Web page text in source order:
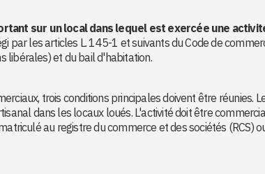
sur un local dans lequel est exercée une
par les articles L. 145-1 et suivants du Code de
libérales) et du bail d'habitation.
trois conditions principales doivent être réunies.
dans les locaux loués. L'activité doit être
au registre du commerce et des sociétés (RCS)